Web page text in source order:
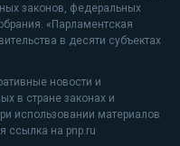
законов, федеральных
«Парламентская
в десяти субъектах
новости и
в стране законах и
использовании материалов
ссылка на pnp.ru